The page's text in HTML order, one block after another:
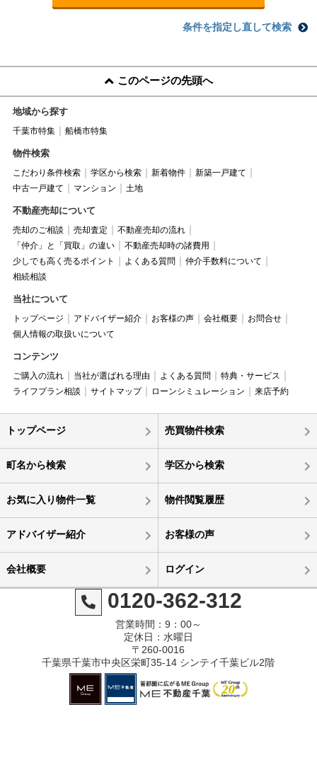
条件を指定し直して検索
このページの先頭へ
地域から探す
千葉市特集 船橋市特集
物件検索
こだわり条件検索 学区から検索 新着物件
新築一戸建て
中古一戸建て
マンション 土地
不動産売却について
売却のご相談 売却査定
不動産売却の流れ
「仲介」と「買取」の違い
不動産売却時の諸費用
少しでも高く売るポイント
よくある質問
仲介手数料について
相続相談
当社について
トップページ アドバイザー紹介 お客様の声 会社概要
お問合せ
個人情報の取扱いについて
コンテンツ
ご購入の流れ 当社が選ばれる理由 よくある質問
特典・サービス
ライフプラン相談
サイトマップ ローンシミュレーション 来店予約
トップページ 売買物件検索
町名から検索 学区から検索
お気に入り物件一覧 物件閲覧履歴
アドバイザー紹介 お客様の声
会社概要 ログイン
0120-362-312
営業時間：9：00～
定休日：水曜日
〒260-0016
千葉県千葉市中央区栄町35-14 シンテイ千葉ビル2階